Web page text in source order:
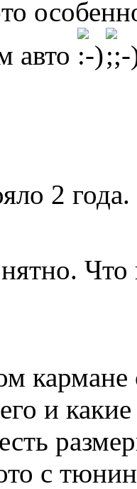
авто
2
Что
кармане
и
с